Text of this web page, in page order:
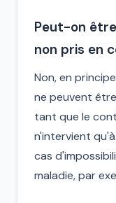
Peut-on
non pris en
Non, en
ne peuvent
tant que le
n'intervient
cas
maladie, par